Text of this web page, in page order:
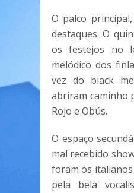
O palco
destaques. O
os festejos no
melódico dos
vez do black
abriram caminho
Rojo e Obús.
O espaço
mal recebido
foram os italianos
pela bela